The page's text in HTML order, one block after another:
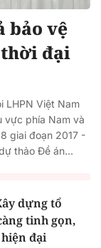
bảo vệ
đại
LHPN Việt Nam
vực phía Nam và
giai đoạn 2017 -
thảo Đề án...
dựng tổ
tinh gọn,
đại